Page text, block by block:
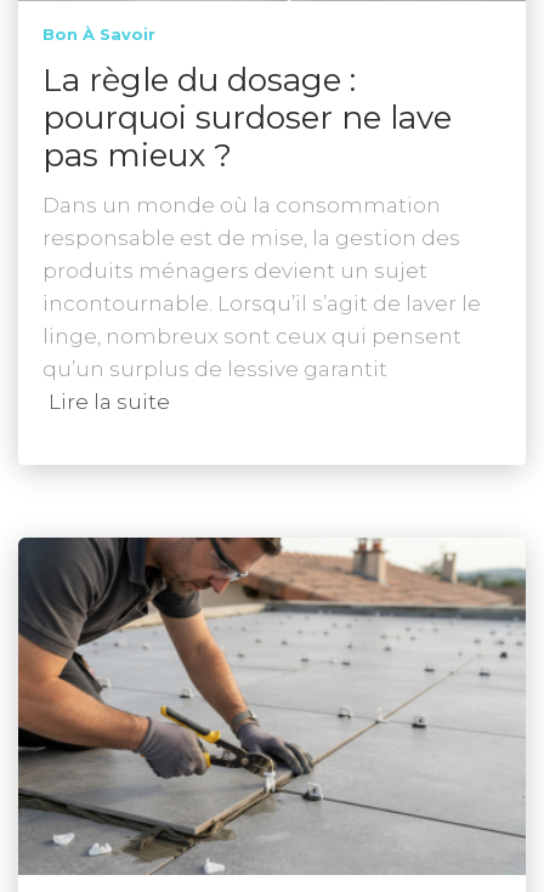
Bon À Savoir
La règle du dosage :
pourquoi surdoser ne lave
pas mieux ?
Dans un monde où la consommation
responsable est de mise, la gestion des
produits ménagers devient un sujet
incontournable. Lorsqu’il s’agit de laver le
linge, nombreux sont ceux qui pensent
qu’un surplus de lessive garantit
Lire la suite